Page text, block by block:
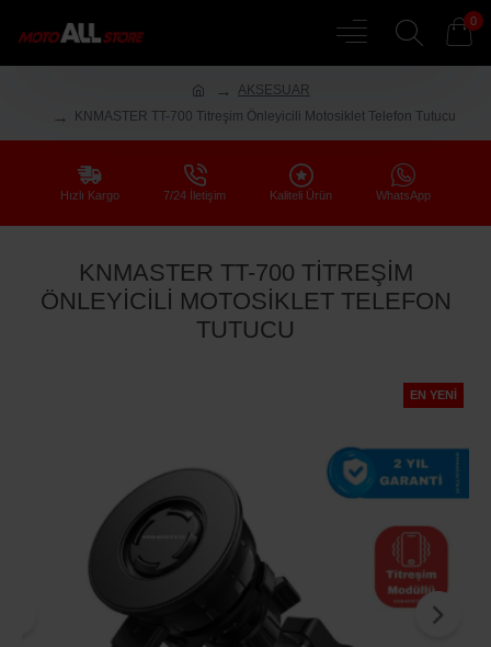
0
AKSESUAR
KNMASTER TT-700 Titreşim Önleyicili Motosiklet Telefon Tutucu
Hızlı Kargo 7/24 İletişim Kaliteli Ürün WhatsApp
KNMASTER TT-700 TITREŞIM
ÖNLEYICILI MOTOSIKLET TELEFON
TUTUCU
EN YENI